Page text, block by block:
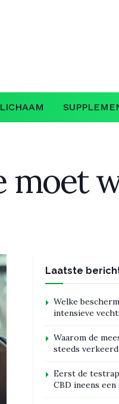
moet
Laatste
Welke
intensieve
Waarom de
steeds
Eerst de
CBD ineens